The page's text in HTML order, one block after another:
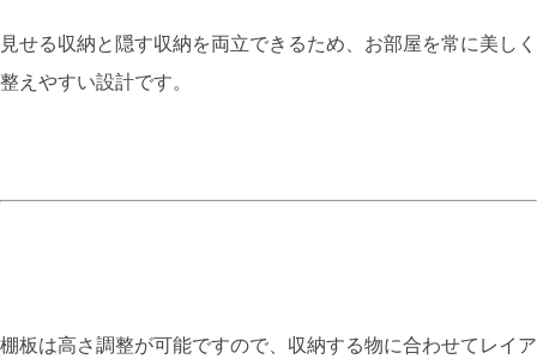
見せる収納と隠す収納を両立できるため、お部屋を常に美しく
整えやすい設計です。
棚板は高さ調整が可能ですので、収納する物に合わせてレイア